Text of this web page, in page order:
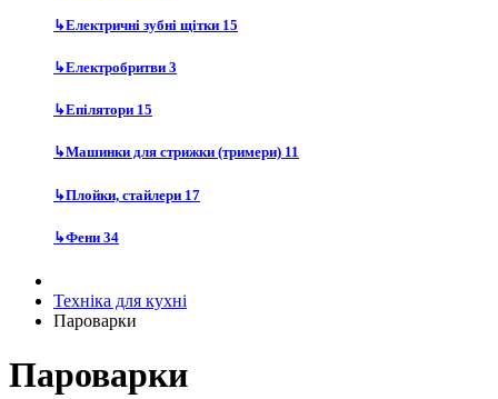
↳Електричні зубні щітки 15
↳Електробритви 3
↳Епілятори 15
↳Машинки для стрижки (тримери) 11
↳Плойки, стайлери 17
↳Фени 34
Техніка для кухні
Пароварки
Пароварки